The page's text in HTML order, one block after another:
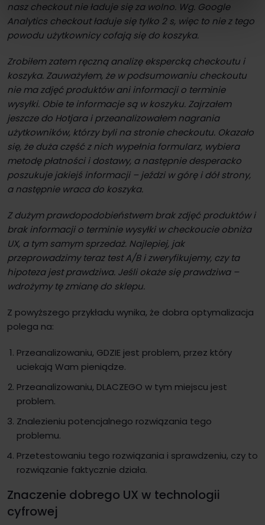
nasz checkout nie ładuje się za wolno. Wg. Google
Analytics checkout ładuje się tylko 2 s, więc to nie z tego
powodu użytkownicy cofają się do koszyka.
Zrobiłem zatem ręczną analizę ekspercką checkoutu i
koszyka. Zauważyłem, że w podsumowaniu checkoutu
nie ma zdjęć produktów ani informacji o terminie
wysyłki. Obie te informacje są w koszyku. Zajrzałem
jeszcze do Hotjara i przeanalizowałem nagrania
użytkowników, którzy byli na stronie checkoutu. Okazało
się, że duża część z nich wypełnia formularz, wybiera
metodę płatności i dostawy, a następnie desperacko
poszukuje jakiejś informacji – jeździ w górę i dół strony,
a następnie wraca do koszyka.
Z dużym prawdopodobieństwem brak zdjęć produktów i
brak informacji o terminie wysyłki w checkoucie obniża
UX, a tym samym sprzedaż. Najlepiej, jak
przeprowadzimy teraz test A/B i zweryfikujemy, czy ta
hipoteza jest prawdziwa. Jeśli okaże się prawdziwa –
wdrożymy tę zmianę do sklepu.
Z powyższego przykładu wynika, że dobra optymalizacja
polega na:
Przeanalizowaniu, GDZIE jest problem, przez który
uciekają Wam pieniądze.
Przeanalizowaniu, DLACZEGO w tym miejscu jest
problem.
Znalezieniu potencjalnego rozwiązania tego
problemu.
Przetestowaniu tego rozwiązania i sprawdzeniu, czy to
rozwiązanie faktycznie działa.
Znaczenie dobrego UX w technologii
cyfrowej